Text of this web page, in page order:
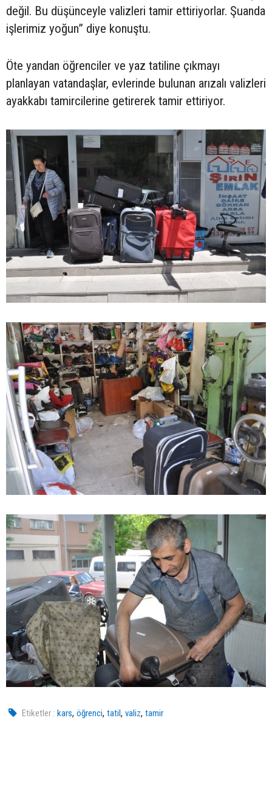
değil. Bu düşünceyle valizleri tamir ettiriyorlar. Şuanda
işlerimiz yoğun” diye konuştu.
Öte yandan öğrenciler ve yaz tatiline çıkmayı
planlayan vatandaşlar, evlerinde bulunan arızalı valizleri
ayakkabı tamircilerine getirerek tamir ettiriyor.
Etiketler : kars,öğrenci,tatil,valiz,tamir